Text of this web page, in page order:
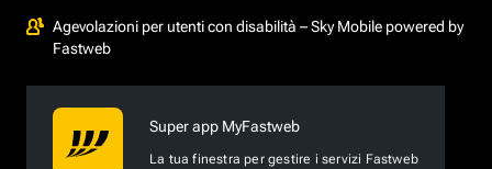
Agevolazioni per utenti con disabilità – Sky Mobile powered by
Fastweb
Super app MyFastweb
La tua finestra per gestire i servizi Fastweb